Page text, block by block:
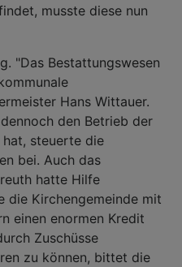
musste diese nun
"Das Bestattungswesen
Hans Wittauer.
den Betrieb der
steuerte die
bei. Auch das
hatte Hilfe
die Kirchengemeinde mit
einen enormen Kredit
Zuschüsse
zu können, bittet die